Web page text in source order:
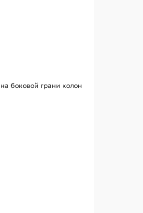
боковой грани колон